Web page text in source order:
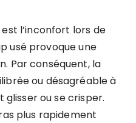
l’inconfort lors de
usé provoque une
Par conséquent, la
ou désagréable à
glisser ou se crisper.
plus rapidement